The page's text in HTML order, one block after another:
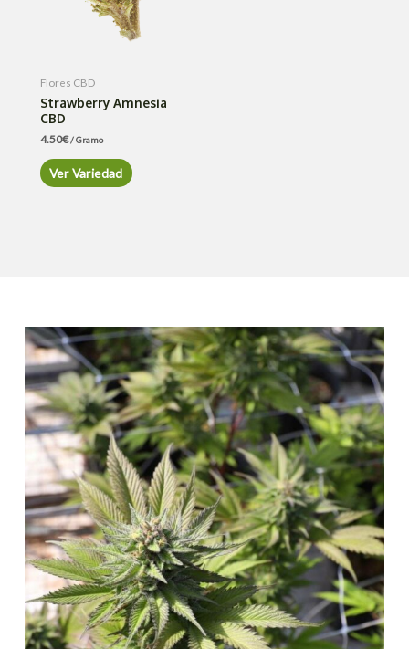
Flores CBD
Strawberry Amnesia
CBD
4.50€/ Gramo
Ver Variedad